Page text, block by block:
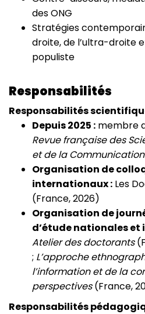
des ONG
Stratégies
droite, de l’ultra-droite
populiste
Responsabilités
Responsabilités
Depuis 2025 : membre
Revue française des
et de la Communication
Organisation de
internationaux : Les
(France, 2026)
Organisation de
d’étude nationales
Atelier des doctorants
; L’approche
l’information et de la
perspectives(France,
Responsabilités